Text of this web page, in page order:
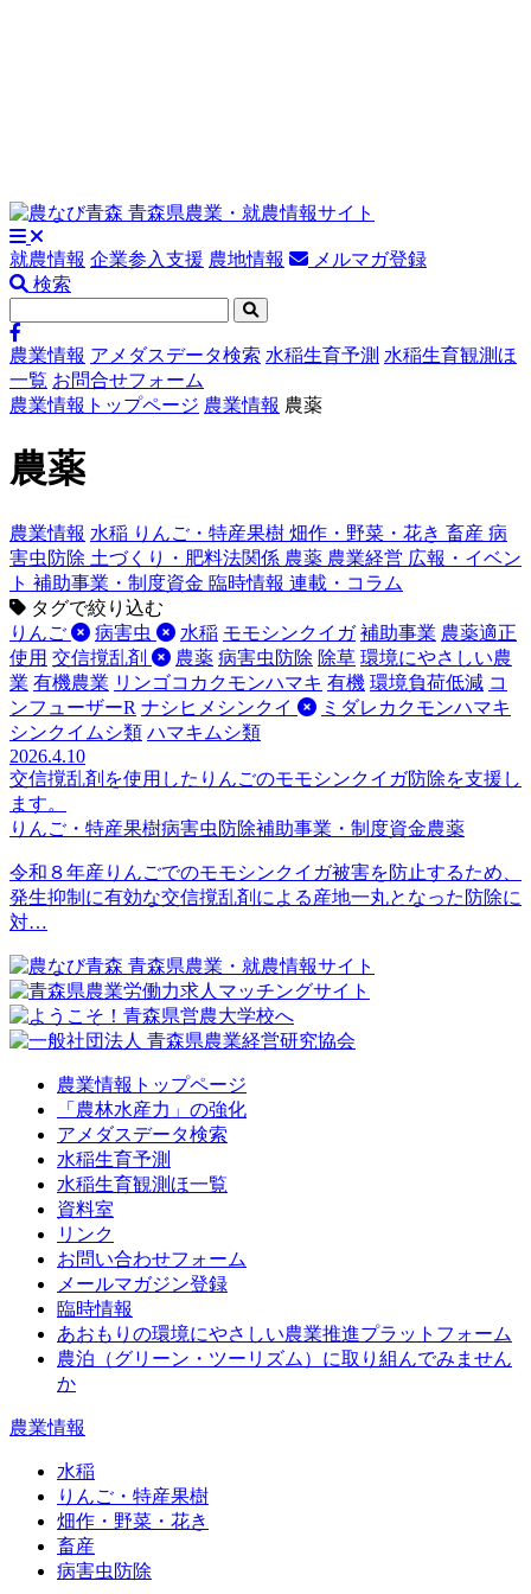
就農情報 企業参入支援 農地情報
メルマガ登録
検索
農業情報 アメダスデータ検索 水稲生育予測 水稲生育観測ほ
一覧 お問合せフォーム
農業情報トップページ 農業情報 農薬
農薬
農業情報 水稲 りんご・特産果樹 畑作・野菜・花き 畜産 病
害虫防除 土づくり・肥料法関係 農薬 農業経営 広報・イベン
ト 補助事業・制度資金 臨時情報 連載・コラム
タグで絞り込む
りんご
病害虫 水稲 モモシンクイガ 補助事業 農薬適正
使用 交信撹乱剤 農薬 病害虫防除 除草 環境にやさしい農
業 有機農業 リンゴコカクモンハマキ 有機 環境負荷低減 コ
ンフューザーR ナシヒメシンクイ
ミダレカクモンハマキ
シンクイムシ類 ハマキムシ類
2026.4.10
交信撹乱剤を使用したりんごのモモシンクイガ防除を支援し
ます。
りんご・特産果樹病害虫防除補助事業・制度資金農薬
令和８年産りんごでのモモシンクイガ被害を防止するため、
発生抑制に有効な交信撹乱剤による産地一丸となった防除に
対…
農業情報トップページ
「農林水産力」の強化
アメダスデータ検索
水稲生育予測
水稲生育観測ほ一覧
資料室
リンク
お問い合わせフォーム
メールマガジン登録
臨時情報
あおもりの環境にやさしい農業推進プラットフォーム
農泊（グリーン・ツーリズム）に取り組んでみません
か
農業情報
水稲
りんご・特産果樹
畑作・野菜・花き
畜産
病害虫防除